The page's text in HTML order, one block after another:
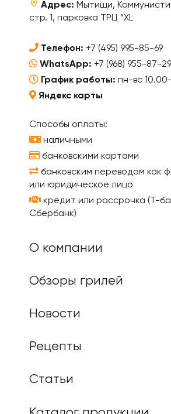
Адрес: Мытищи,
стр. 1, парковка ТРЦ “XL
Телефон: +7 (495) 995-85-69
WhatsApp: +7 (968) 955-87-29
График работы: пн-вс
Яндекс карты
Способы оплаты:
наличными
банковскими картами
банковским переводом как
или юридическое лицо
кредит или рассрочка (Т-
Сбербанк)
О компании
Обзоры грилей
Новости
Рецепты
Статьи